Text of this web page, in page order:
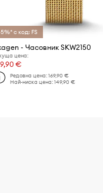
с код: FS
- Часовник SKW2150
цена:
€
Редовна цена:169,90 €
Най-ниска цена:149,90 €